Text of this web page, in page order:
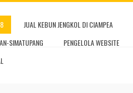
JUAL KEBUN JENGKOL DI CIAMPEA
SIMATUPANG
PENGELOLA WEBSITE